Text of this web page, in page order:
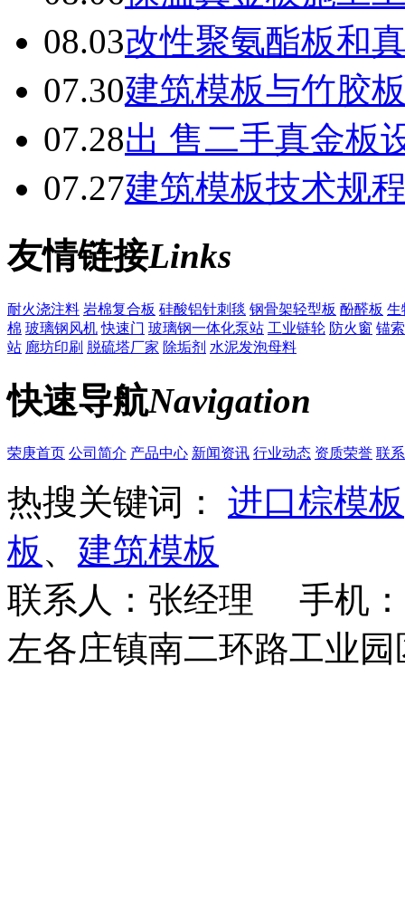
08.03改性聚氨酯板和
07.30建筑模板与竹胶
07.28出 售二手真金板
07.27建筑模板技术规
友情链接Links
耐火浇注料 岩棉复合板 硅酸铝针刺毯 钢骨架轻型板 酚醛板 生
棉 玻璃钢风机 快速门 玻璃钢一体化泵站 工业链轮 防火窗 锚索
站 廊坊印刷 脱硫塔厂家 除垢剂 水泥发泡母料
快速导航Navigation
荣庚首页 公司简介 产品中心 新闻资讯 行业动态 资质荣誉 联
热搜关键词： 进口棕模板
板 、 建筑模板
联系人：张经理 手机
左各庄镇南二环路工业